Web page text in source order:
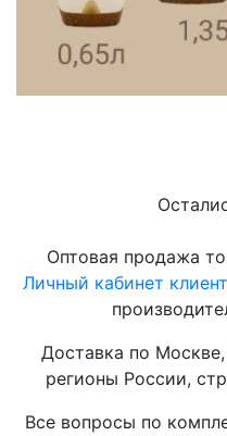
Оптовая продажа
Личный кабинет
Доставка по
регионы России,
Все вопросы по